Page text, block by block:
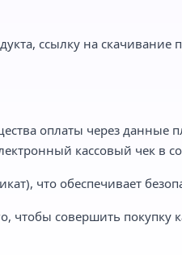
ссылку на скачивание
оплаты через данные
кассовый чек в
что обеспечивает
чтобы совершить